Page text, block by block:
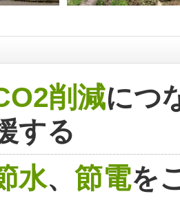
削減につ
する
水、 節電を